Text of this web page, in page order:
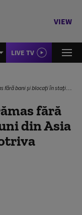
VIEW
LIVE TV
din Asia după sancțiunile împotriva Rusiei
fără
din Asia